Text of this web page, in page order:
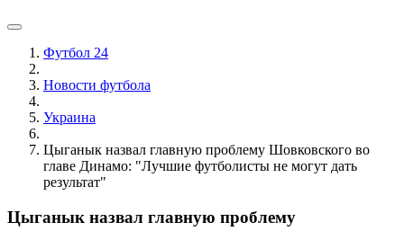
Футбол 24
Новости футбола
Украина
Цыганык назвал главную проблему Шовковского во
главе Динамо: "Лучшие футболисты не могут дать
результат"
Цыганык назвал главную проблему